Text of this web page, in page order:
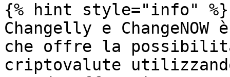
{% hint style="info" %}
Changelly e
che offre la
criptovalute